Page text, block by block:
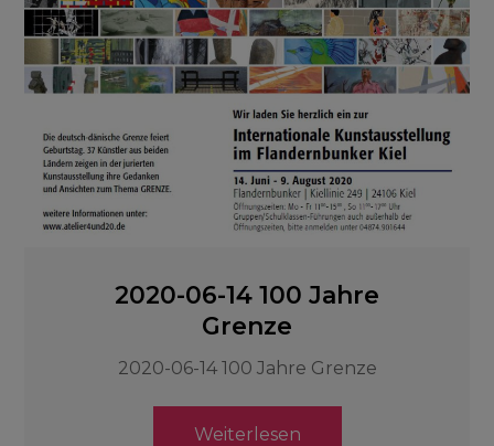
2020-06-14 100 Jahre
Grenze
2020-06-14 100 Jahre Grenze
Weiterlesen